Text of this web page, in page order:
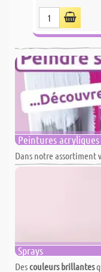
Peintures acryliques
Dans notre assortiment
Sprays
Descouleurs brillantes